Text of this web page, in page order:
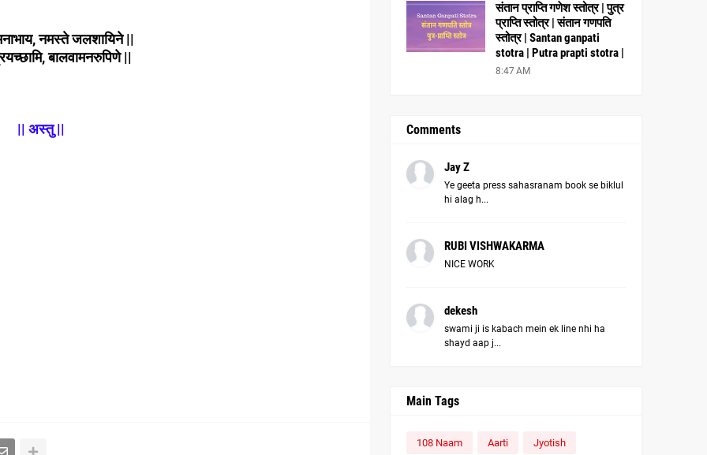
नमस्ते जलशायिने ||
बालवामनरुपिणे ||
|| अस्तु ||
संतान प्राप्ति गणेश स्तोत्र | पुत्र
प्राप्ति स्तोत्र | संतान गणपति
स्तोत्र | Santan ganpati
stotra | Putra prapti stotra |
8:47 AM
Comments
Jay Z
Ye geeta press sahasranam book se biklul
hi alag h...
RUBI VISHWAKARMA
NICE WORK
dekesh
swami ji is kabach mein ek line nhi ha
shayd aap j...
Main Tags
108 Naam Aarti Jyotish